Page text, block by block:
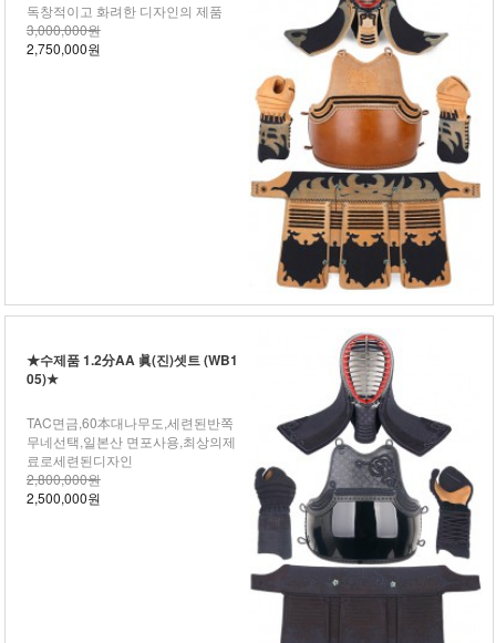
독창적이고 화려한 디자인의 제품
3,000,000원
2,750,000원
★수제품 1.2分AA 眞(진)셋트 (WB1
05)★
TAC면금,60本대나무도,세련된반쪽
무네선택,일본산 면포사용,최상의제
료로세련된디자인
2,800,000원
2,500,000원